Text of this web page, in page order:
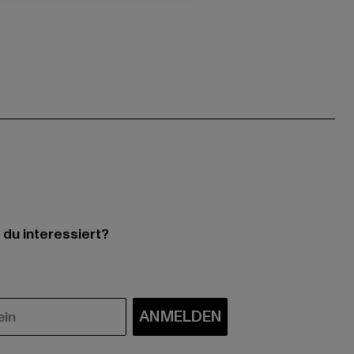
interessiert?
ANMELDEN